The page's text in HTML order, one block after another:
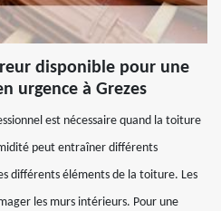
disponible pour une
urgence à Grezes
est nécessaire quand la toiture
peut entraîner différents
différents éléments de la toiture. Les
les murs intérieurs. Pour une